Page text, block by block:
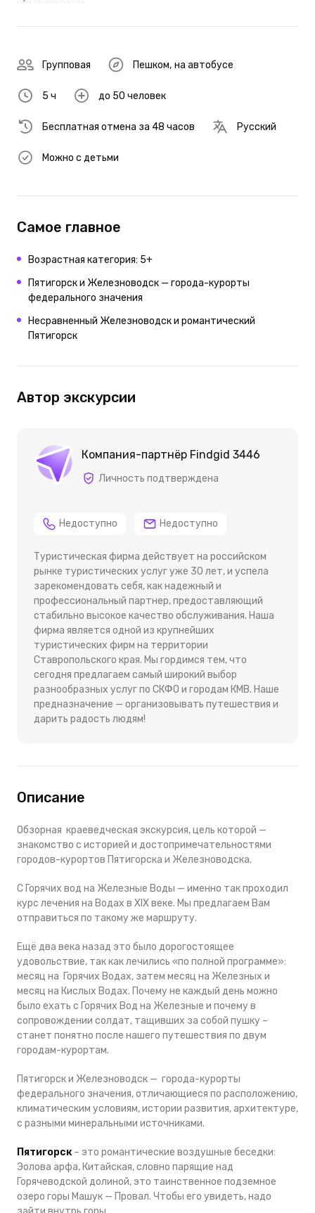
Групповая Пешком, на автобусе
5 ч до 50 человек
Бесплатная отмена за 48 часов Русский
Можно с детьми
Самое главное
Возрастная категория: 5+
Пятигорск и Железноводск — города-курорты
федерального значения
Несравненный Железноводск и романтический
Пятигорск
Автор экскурсии
Компания-партнёр Findgid 3446
Личность подтверждена
Недоступно Недоступно
Туристическая фирма действует на российском
рынке туристических услуг уже 30 лет, и успела
зарекомендовать себя, как надежный и
профессиональный партнер, предоставляющий
стабильно высокое качество обслуживания. Наша
фирма является одной из крупнейших
туристических фирм на территории
Ставропольского края. Мы гордимся тем, что
сегодня предлагаем самый широкий выбор
разнообразных услуг по СКФО и городам КМВ. Наше
предназначение — организовывать путешествия и
дарить радость людям!
Описание
Обзорная краеведческая экскурсия, цель которой —
знакомство с историей и достопримечательностями
городов-курортов Пятигорска и Железноводска.
С Горячих вод на Железные Воды — именно так проходил
курс лечения на Водах в XIX веке. Мы предлагаем Вам
отправиться по такому же маршруту.
Ещё два века назад это было дорогостоящее
удовольствие, так как лечились «по полной программе»:
месяц на Горячих Водах, затем месяц на Железных и
месяц на Кислых Водах. Почему не каждый день можно
было ехать с Горячих Вод на Железные и почему в
сопровождении солдат, тащивших за собой пушку –
станет понятно после нашего путешествия по двум
городам-курортам.
Пятигорск и Железноводск — города-курорты
федерального значения, отличающиеся по расположению,
климатическим условиям, истории развития, архитектуре,
с разными минеральными источниками.
Пятигорск – это романтические воздушные беседки:
Эолова арфа, Китайская, словно парящие над
Горячеводской долиной, это таинственное подземное
озеро горы Машук — Провал. Чтобы его увидеть, надо